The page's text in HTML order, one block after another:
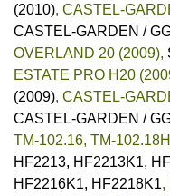
(2010), CASTEL-
CASTEL-GARDEN /
OVERLAND 20 (2009),
ESTATE PRO H20
(2009), CASTEL-
CASTEL-GARDEN /
TM-102.16, TM-
HF2213, HF2213K1,
HF2216K1, HF2218K1,